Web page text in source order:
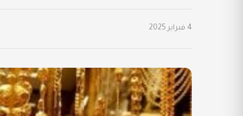
4 فبراير 2025